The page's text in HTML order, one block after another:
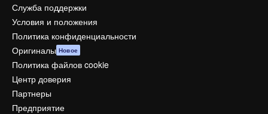
Служба поддержки
Условия и положения
Политика конфиденциальности
Оригиналы Новое
Политика файлов cookie
Центр доверия
Партнеры
Предприятие